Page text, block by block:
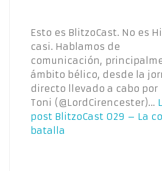
Esto es BlitzoCast. No es
casi. Hablamos de
comunicación,
ámbito bélico, desde la
directo llevado a cabo por
Toni (@LordCirencester)…
post BlitzoCast 029 – La
batalla